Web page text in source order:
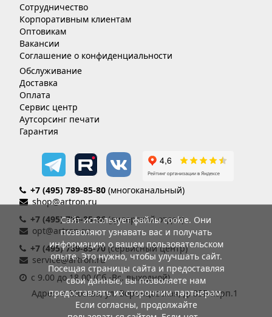
Сотрудничество
Корпоративным клиентам
Оптовикам
Вакансии
Соглашение о конфиденциальности
Обслуживание
Доставка
Оплата
Сервис центр
Аутсорсинг печати
Гарантия
+7 (495) 789-85-80 (многоканальный)
shop@artron.ru
+7 (495) 789-85-86(дилерский отдел)
opt@artron.ru
+7 (495) 789-85-70 (сервисный центр)
service@artron.ru
с 9.00 до 18.00 (Сб.-Вс. выходной)
Адрес: г. Москва, ул. Воронцовская, д. 35Б корп.1
Сайт использует файлы cookie. Они
позволяют узнавать вас и получать
информацию о вашем пользовательском
опыте. Это нужно, чтобы улучшать сайт.
Посещая страницы сайта и предоставляя
свои данные, вы позволяете нам
предоставлять их сторонним партнерам.
Если согласны, продолжайте